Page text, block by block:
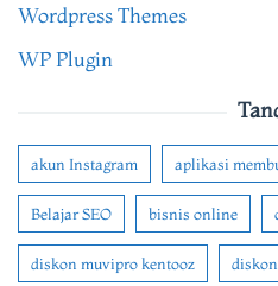
Wordpress Themes
WP Plugin
akun Instagram aplikasi
Belajar SEO bisnis online
diskon muvipro kentooz